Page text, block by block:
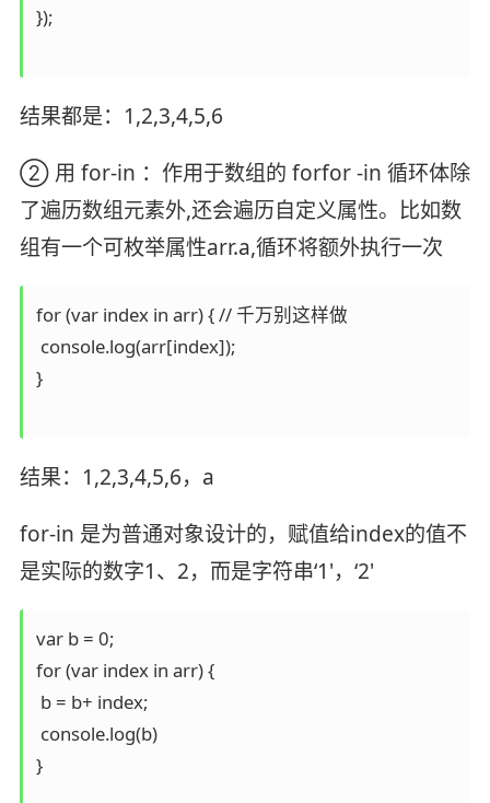
});
结果都是：1,2,3,4,5,6
② 用 for-in ：作用于数组的 forfor -in 循环体除
了遍历数组元素外,还会遍历自定义属性。比如数
组有一个可枚举属性arr.a,循环将额外执行一次
for (var index in arr) { // 千万别这样做
console.log(arr[index]);
}
结果：1,2,3,4,5,6，a
for-in 是为普通对象设计的，赋值给index的值不
是实际的数字1、2，而是字符串‘1'，‘2'
var b = 0;
for (var index in arr) {
b = b+ index;
console.log(b)
}